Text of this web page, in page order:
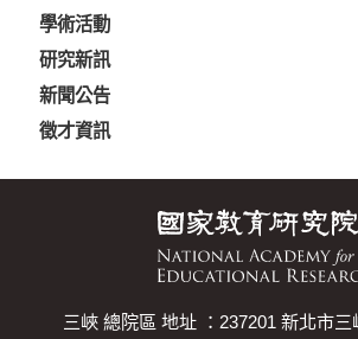
學術活動
研究新訊
新聞公告
徵才資訊
三峽 總院區 地址 ：237201 新北市